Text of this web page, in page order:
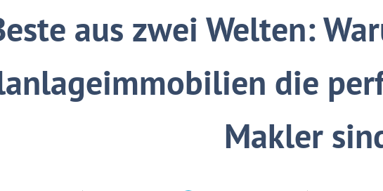
aus zwei Welten:
die
Makler